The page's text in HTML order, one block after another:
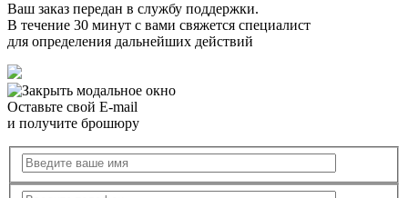
Ваш заказ передан в службу поддержки.
В течение 30 минут с вами свяжется специалист
для определения дальнейших действий
Оставьте свой E-mail
и получите брошюру